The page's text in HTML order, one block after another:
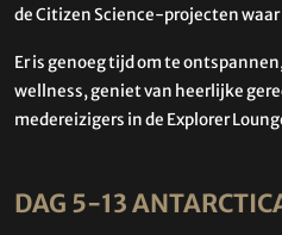
de Citizen Science-projecten waar
Er is genoeg tijd om te
wellness, geniet van heerlijke
medereizigers in de Explorer
DAG 5-13